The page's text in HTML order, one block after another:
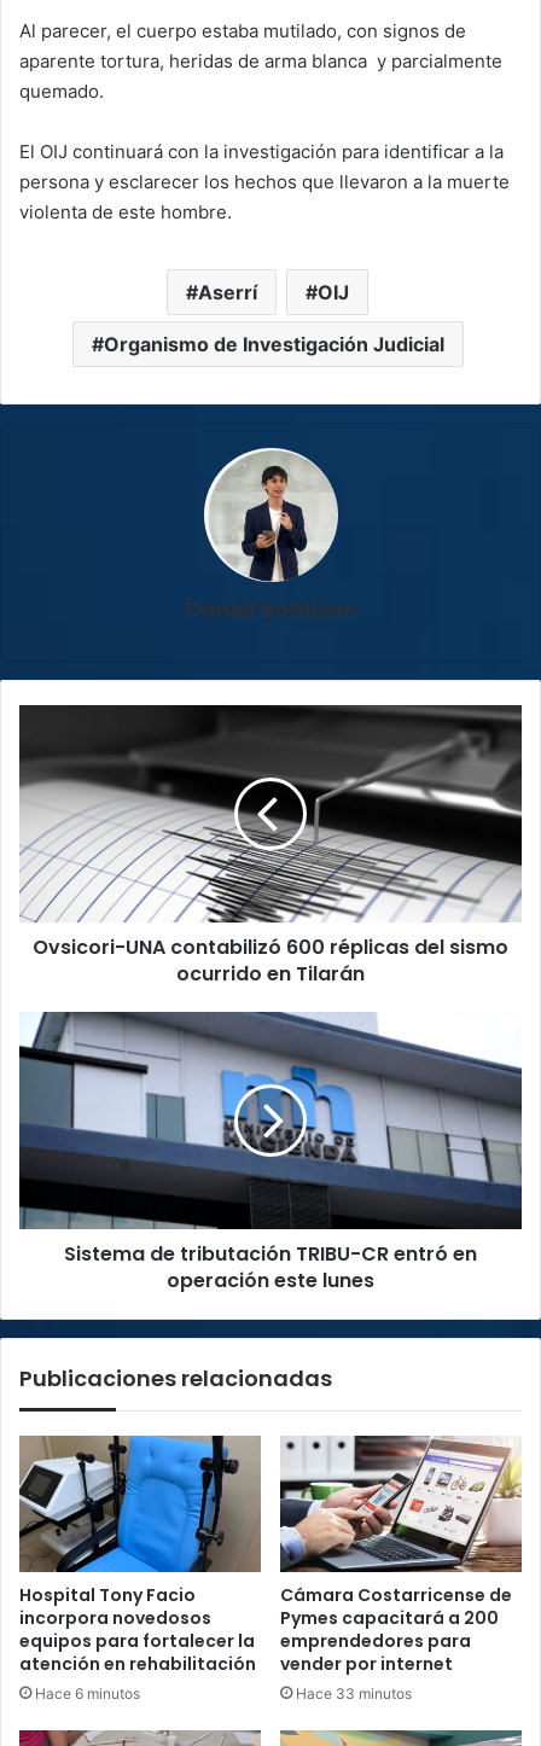
Al parecer, el cuerpo estaba mutilado, con signos de
aparente tortura, heridas de arma blanca y parcialmente
quemado.
El OIJ continuará con la investigación para identificar a la
persona y esclarecer los hechos que llevaron a la muerte
violenta de este hombre.
Aserrí OIJ
Organismo de Investigación Judicial
Daniel Baldizon
contabilizó
600
réplicas
del
sismo
ocurrido
en
Tilarán
Ovsicori-UNA contabilizó 600 réplicas del sismo
ocurrido en Tilarán
Sistema
de
tributación
CR
entró
en
este
Sistema de tributación TRIBU-CR entró en
operación este lunes
Publicaciones relacionadas
Hospital Tony Facio
incorpora novedosos
equipos para fortalecer la
atención en rehabilitación
Hace 6 minutos
Cámara Costarricense de
Pymes capacitará a 200
emprendedores para
vender por internet
Hace 33 minutos